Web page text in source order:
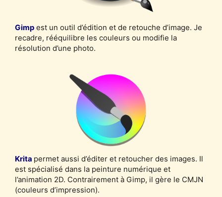
Gimp est un outil d’édition et de retouche d’image. Je
recadre, rééquilibre les couleurs ou modifie la
résolution d’une photo.
Krita permet aussi d’éditer et retoucher des images. Il
est spécialisé dans la peinture numérique et
l’animation 2D. Contrairement à Gimp, il gère le CMJN
(couleurs d’impression).